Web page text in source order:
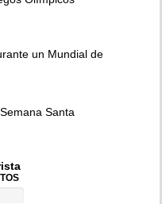
un Mundial de
Santa